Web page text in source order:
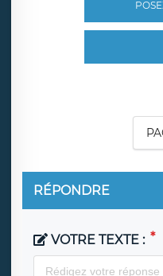
RÉPONDRE
VOTRE TEXTE :